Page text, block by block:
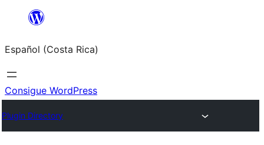
Saltar
contenido
Español (Costa Rica)
Consigue WordPress
Plugin Directory